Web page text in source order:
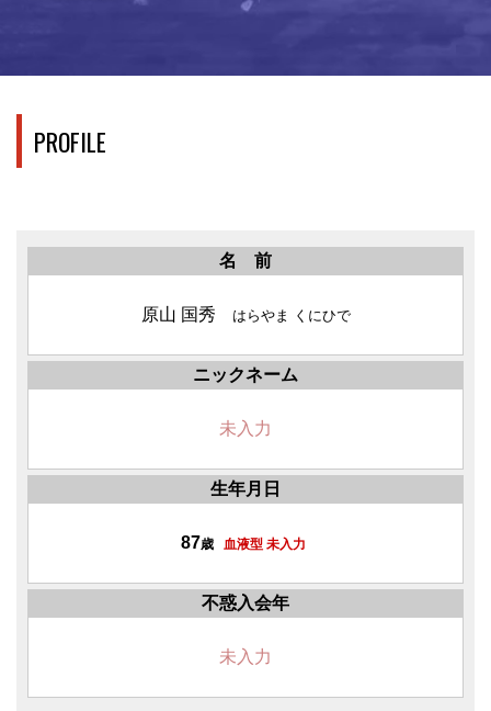
PROFILE
名 前
原山 国秀 はらやま くにひで
ニックネーム
未入力
生年月日
87歳 血液型 未入力
不惑入会年
未入力